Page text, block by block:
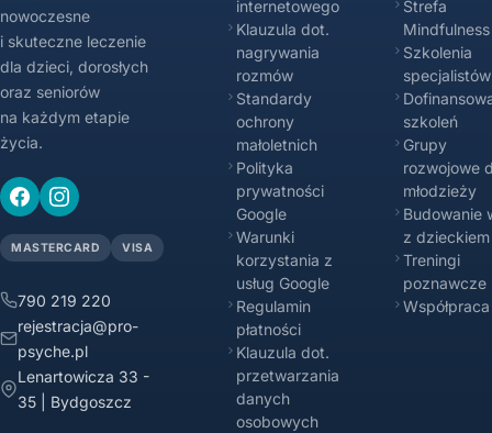
nowoczesne
i skuteczne leczenie
dla dzieci, dorosłych
oraz seniorów
na każdym etapie
życia.
MASTERCARD VISA
790 219 220
rejestracja@pro-
psyche.pl
Lenartowicza 33 -
35 | Bydgoszcz
internetowego
Klauzula dot.
nagrywania
rozmów
Standardy
ochrony
małoletnich
Polityka
prywatności
Google
Warunki
korzystania z
usług Google
Regulamin
płatności
Klauzula dot.
przetwarzania
danych
osobowych
Strefa
Mindfulness
Szkolenia
specjalistów
szkoleń
Grupy
rozwojowe
młodzieży
Budowanie
z dzieckiem
Treningi
poznawcze
Współpraca